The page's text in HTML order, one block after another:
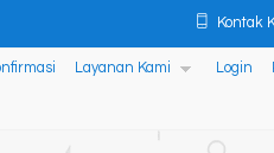
Kontak
Layanan Kami Login